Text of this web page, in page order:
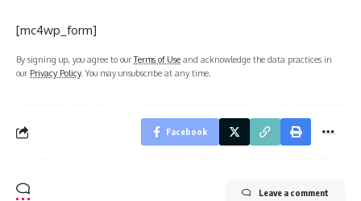
[mc4wp_form]
By signing up, you agree to ourTerms of Use and acknowledge the data practices in
our Privacy Policy. You may unsubscribe at any time.
Facebook
Leave a comment